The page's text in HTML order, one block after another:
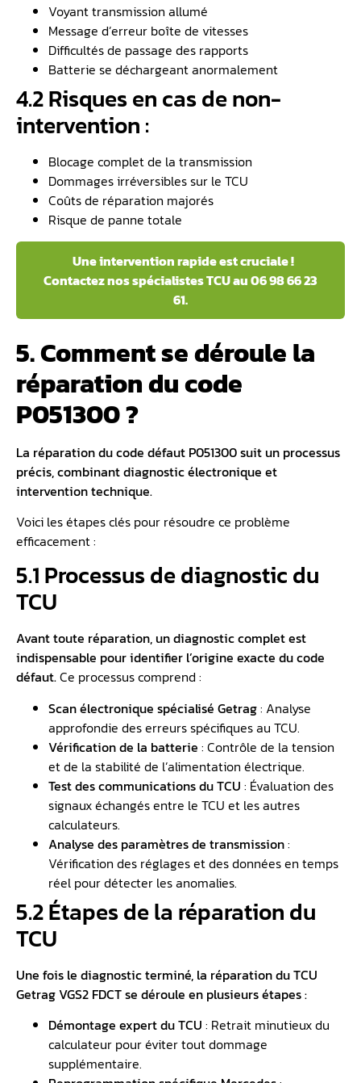
Voyant transmission allumé
Message d’erreur boîte de vitesses
Difficultés de passage des rapports
Batterie se déchargeant anormalement
4.2 Risques en cas de non-
intervention :
Blocage complet de la transmission
Dommages irréversibles sur le TCU
Coûts de réparation majorés
Risque de panne totale
️ Une intervention rapide est cruciale !
Contactez nos spécialistes TCU au 06 98 66 23
61.
5. Comment se déroule la
réparation du code
P051300 ?
La réparation du code défaut P051300 suit un processus
précis, combinant diagnostic électronique et
intervention technique.
Voici les étapes clés pour résoudre ce problème
efficacement :
5.1 Processus de diagnostic du
TCU
Avant toute réparation, un diagnostic complet est
indispensable pour identifier l’origine exacte du code
défaut.Ce processus comprend :
Scan électronique spécialisé Getrag: Analyse
approfondie des erreurs spécifiques au TCU.
Vérification de la batterie : Contrôle de la tension
et de la stabilité de l’alimentation électrique.
Test des communications du TCU : Évaluation des
signaux échangés entre le TCU et les autres
calculateurs.
Analyse des paramètres de transmission:
Vérification des réglages et des données en temps
réel pour détecter les anomalies.
5.2 Étapes de la réparation du
TCU
Une fois le diagnostic terminé, la réparation du TCU
Getrag VGS2 FDCT se déroule en plusieurs étapes :
Démontage expert du TCU : Retrait minutieux du
calculateur pour éviter tout dommage
supplémentaire.